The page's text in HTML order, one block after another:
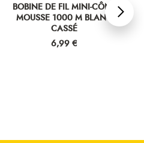
BOBINE DE FIL MINI-CÔNE
MOUSSE 1000 M BLANC
CASSÉ
Prix
6,99 €